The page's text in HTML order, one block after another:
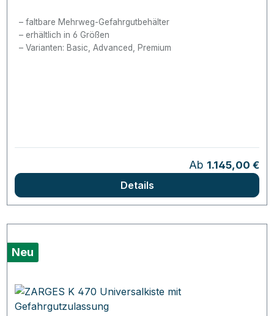
faltbare Mehrweg-Gefahrgutbehälter
erhältlich in 6 Größen
Varianten: Basic, Advanced, Premium
Regulärer Preis:
Ab 1.145,00 €
Details
Neu